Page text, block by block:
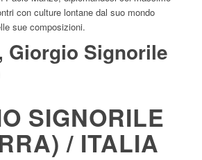
con culture lontane dal suo mondo
sue composizioni.
Giorgio Signorile
SIGNORILE
/ ITALIA